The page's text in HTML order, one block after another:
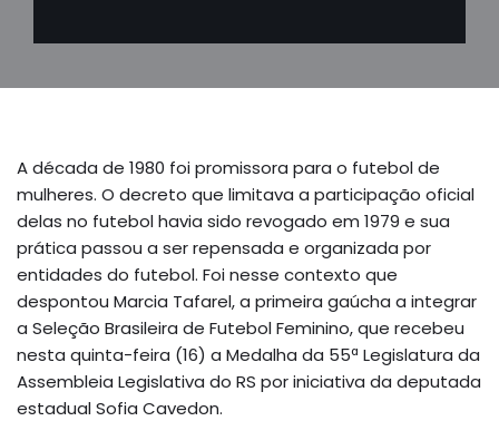
A década de 1980 foi promissora para o futebol de
mulheres. O decreto que limitava a participação oficial
delas no futebol havia sido revogado em 1979 e sua
prática passou a ser repensada e organizada por
entidades do futebol. Foi nesse contexto que
despontou Marcia Tafarel, a primeira gaúcha a integrar
a Seleção Brasileira de Futebol Feminino, que recebeu
nesta quinta-feira (16) a Medalha da 55ª Legislatura da
Assembleia Legislativa do RS por iniciativa da deputada
estadual Sofia Cavedon.